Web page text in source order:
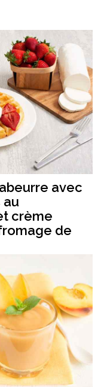
avec
au
crème
de